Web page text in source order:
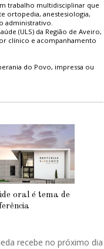
trabalho multidisciplinar que
ortopedia, anestesiologia,
administrativo.
(ULS) da Região de Aveiro,
clínico e acompanhamento
do Povo, impressa ou
oral é tema de
recebe no próximo dia